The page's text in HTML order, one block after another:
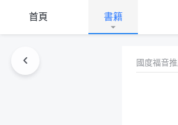
首頁 書籍
國度福音